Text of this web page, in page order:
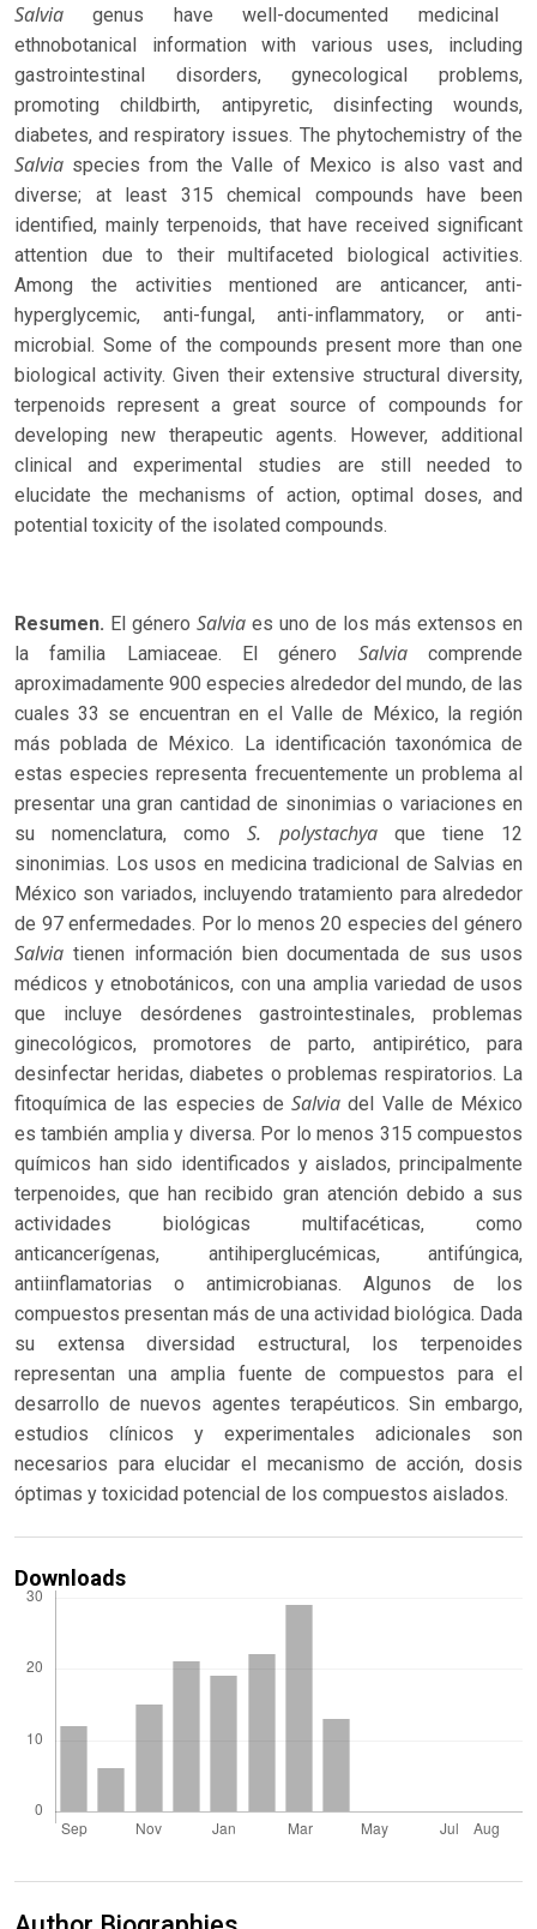
Salvia genus have well-documented medicinal
ethnobotanical information with various uses, including
gastrointestinal disorders, gynecological problems,
promoting childbirth, antipyretic, disinfecting wounds,
diabetes, and respiratory issues. The phytochemistry of the
Salvia species from the Valle of Mexico is also vast and
diverse; at least 315 chemical compounds have been
identified, mainly terpenoids, that have received significant
attention due to their multifaceted biological activities.
Among the activities mentioned are anticancer, anti-
hyperglycemic, anti-fungal, anti-inflammatory, or anti-
microbial. Some of the compounds present more than one
biological activity. Given their extensive structural diversity,
terpenoids represent a great source of compounds for
developing new therapeutic agents. However, additional
clinical and experimental studies are still needed to
elucidate the mechanisms of action, optimal doses, and
potential toxicity of the isolated compounds.
Resumen. El género Salvia es uno de los más extensos en
la familia Lamiaceae. El género Salviacomprende
aproximadamente 900 especies alrededor del mundo, de las
cuales 33 se encuentran en el Valle de México, la región
más poblada de México. La identificación taxonómica de
estas especies representa frecuentemente un problema al
presentar una gran cantidad de sinonimias o variaciones en
su nomenclatura, comoS. polystachyaque tiene 12
sinonimias. Los usos en medicina tradicional de Salvias en
México son variados, incluyendo tratamiento para alrededor
de 97 enfermedades. Por lo menos 20 especies del género
Salvia tienen información bien documentada de sus usos
médicos y etnobotánicos, con una amplia variedad de usos
que incluye desórdenes gastrointestinales, problemas
ginecológicos, promotores de parto, antipirético, para
desinfectar heridas, diabetes o problemas respiratorios. La
fitoquímica de las especies deSalvia del Valle de México
es también amplia y diversa. Por lo menos 315 compuestos
químicos han sido identificados y aislados, principalmente
terpenoides, que han recibido gran atención debido a sus
actividades biológicas multifacéticas, como
anticancerígenas, antihiperglucémicas, antifúngica,
antiinflamatorias o antimicrobianas. Algunos de los
compuestos presentan más de una actividad biológica. Dada
su extensa diversidad estructural, los terpenoides
representan una amplia fuente de compuestos para el
desarrollo de nuevos agentes terapéuticos. Sin embargo,
estudios clínicos y experimentales adicionales son
necesarios para elucidar el mecanismo de acción, dosis
óptimas y toxicidad potencial de los compuestos aislados.
Downloads